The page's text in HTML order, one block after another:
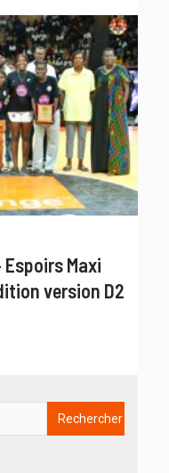
Espoirs Maxi
version D2